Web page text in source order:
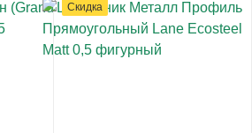
Скидка